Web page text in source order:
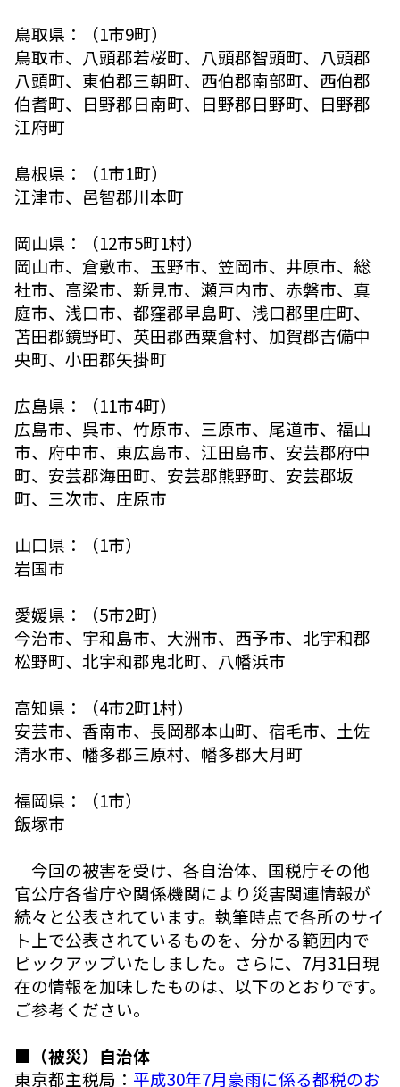
鳥取県：（1市9町）
鳥取市、八頭郡若桜町、八頭郡智頭町、八頭郡
八頭町、東伯郡三朝町、西伯郡南部町、西伯郡
伯耆町、日野郡日南町、日野郡日野町、日野郡
江府町
島根県：（1市1町）
江津市、邑智郡川本町
岡山県：（12市5町1村）
岡山市、倉敷市、玉野市、笠岡市、井原市、総
社市、高梁市、新見市、瀬戸内市、赤磐市、真
庭市、浅口市、都窪郡早島町、浅口郡里庄町、
苫田郡鏡野町、英田郡西粟倉村、加賀郡吉備中
央町、小田郡矢掛町
広島県：（11市4町）
広島市、呉市、竹原市、三原市、尾道市、福山
市、府中市、東広島市、江田島市、安芸郡府中
町、安芸郡海田町、安芸郡熊野町、安芸郡坂
町、三次市、庄原市
山口県：（1市）
岩国市
愛媛県：（5市2町）
今治市、宇和島市、大洲市、西予市、北宇和郡
松野町、北宇和郡鬼北町、八幡浜市
高知県：（4市2町1村）
安芸市、香南市、長岡郡本山町、宿毛市、土佐
清水市、幡多郡三原村、幡多郡大月町
福岡県：（1市）
飯塚市
今回の被害を受け、各自治体、国税庁その他
官公庁各省庁や関係機関により災害関連情報が
続々と公表されています。執筆時点で各所のサイ
ト上で公表されているものを、分かる範囲内で
ピックアップいたしました。さらに、7月31日現
在の情報を加味したものは、以下のとおりです。
ご参考ください。
■（被災）自治体
東京都主税局： 平成30年7月豪雨に係る都税のお